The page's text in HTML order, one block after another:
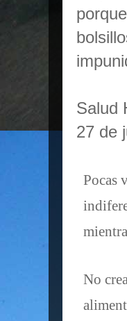
Salud
27 de
Pocas
No